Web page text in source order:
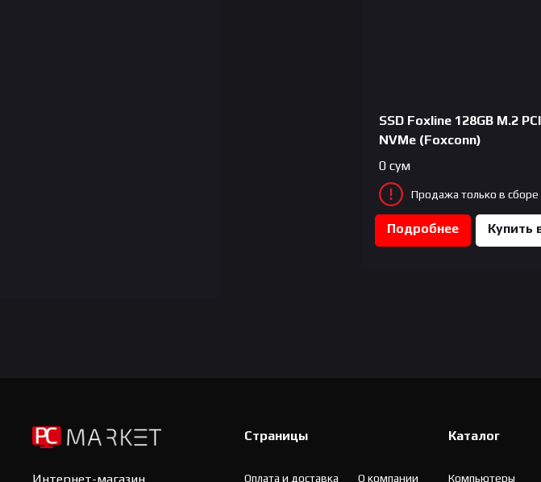
SSD Foxline 128GB M.2
NVMe (Foxconn)
0сум
Продажа только в сборе
Подробнее Купить
Страницы
Оплата и доставка О компании
Каталог
Компьютеры